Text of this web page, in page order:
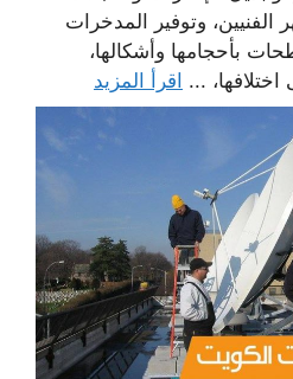
الفنيين، وتوفير المدخرات
بأحجامها وأشكالها،
... اقرأ المزيد